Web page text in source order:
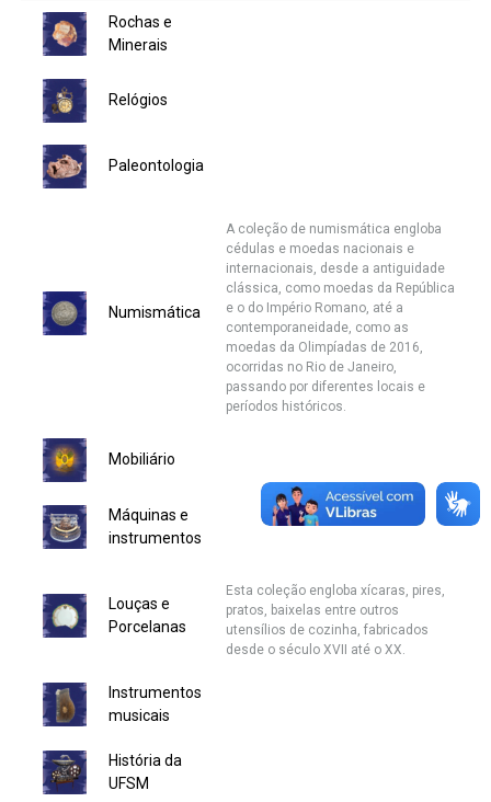
Ministério da Saúde
Ministério de Minas e Energia
Ministério da Ciência, Tecnologia, Inovações e Comunicações
Ministério do Desenvolvimento Regional
Ministério da Mulher, da Família e dos Direitos Humanos
Secretaria-Geral
Secretaria de Governo
Advocacia-Geral da União
Rochas e
Minerais
Relógios
Paleontologia
Numismática
A coleção de numismática engloba
cédulas e moedas nacionais e
internacionais, desde a antiguidade
clássica, como moedas da República
e o do Império Romano, até a
contemporaneidade, como as
moedas da Olimpíadas de 2016,
ocorridas no Rio de Janeiro,
passando por diferentes locais e
períodos históricos.
Mobiliário
Máquinas e
instrumentos
Louças e
Porcelanas
Esta coleção engloba xícaras, pires,
pratos, baixelas entre outros
utensílios de cozinha, fabricados
desde o século XVII até o XX.
Instrumentos
musicais
História da
UFSM